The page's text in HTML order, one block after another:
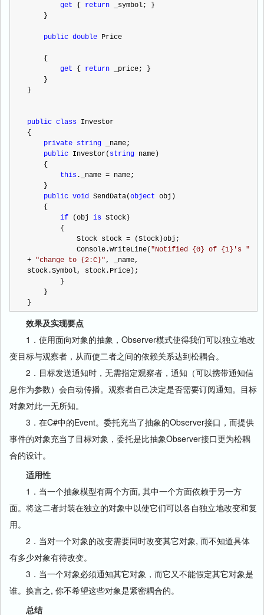
get { return _symbol; }
    }
public double Price
    {
get { return _price; }
    }
}
public class Investor
{
private string _name;
public Investor( string name)
    {
this._name = name;
    }
public void SendData(object obj)
    {
if (obj is Stock)
        {
            Stock stock
= (Stock)obj;
            Console.WriteLine(
"Notified {0} of {1}'s "
+ "change to {2:C}", _name,
stock.Symbol, stock.Price);
        }
    }
}
效果及实现要点
1．使用面向对象的抽象，Observer模式使得我们可以独立地改
变目标与观察者，从而使二者之间的依赖关系达到松耦合。
2．目标发送通知时，无需指定观察者，通知（可以携带通知信
息作为参数）会自动传播。观察者自己决定是否需要订阅通知。目标
对象对此一无所知。
3．在C#中的Event。委托充当了抽象的Observer接口，而提供
事件的对象充当了目标对象，委托是比抽象Observer接口更为松耦
合的设计。
适用性
1．当一个抽象模型有两个方面, 其中一个方面依赖于另一方
面。将这二者封装在独立的对象中以使它们可以各自独立地改变和复
用。
2．当对一个对象的改变需要同时改变其它对象, 而不知道具体
有多少对象有待改变。
3．当一个对象必须通知其它对象，而它又不能假定其它对象是
谁。换言之, 你不希望这些对象是紧密耦合的。
总结